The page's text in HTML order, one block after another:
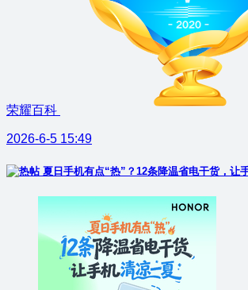
荣耀百科
2026-6-5 15:49
夏日手机有点“热”？12条降温省电干货，让